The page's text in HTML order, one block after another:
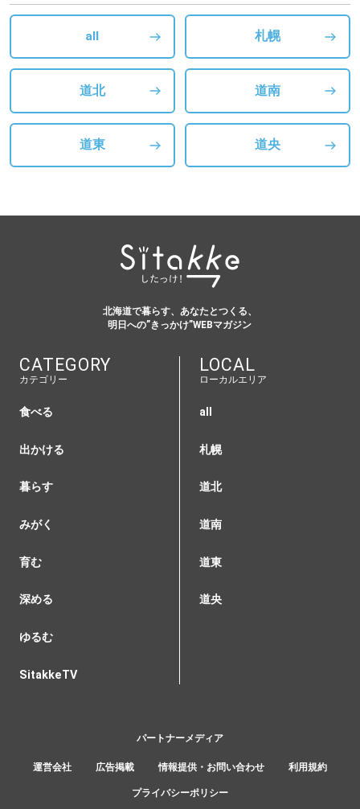
all 札幌
道北 道南
道東 道央
北海道で暮らす、あなたとつくる、
明日への”きっかけ”WEBマガジン
CATEGORY
カテゴリー
食べる
出かける
暮らす
みがく
育む
深める
ゆるむ
SitakkeTV
LOCAL
ローカルエリア
all
札幌
道北
道南
道東
道央
運営会社 広告掲載 情報提供・お問い合わせ 利用規約
プライバシーポリシー
パートナーメディア